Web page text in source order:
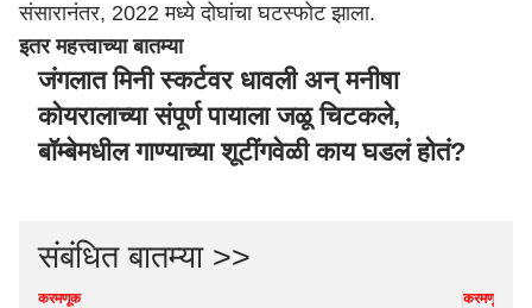
संसारानंतर, 2022 मध्ये दोघांचा घटस्फोट झाला.
इतर महत्त्वाच्या बातम्या
जंगलात मिनी स्कर्टवर धावली अन् मनीषा
कोयरालाच्या संपूर्ण पायाला जळू चिटकले,
बॉम्बेमधील गाण्याच्या शूटींगवेळी काय घडलं होतं?
संबंधित बातम्या >>
करमणूक करमणूक